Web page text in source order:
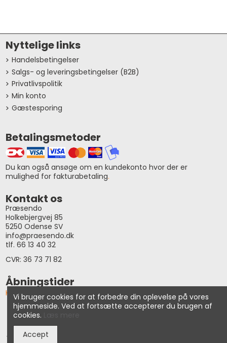
Nyttelige links
Handelsbetingelser
Salgs- og leveringsbetingelser (B2B)
Privatlivspolitik
Min konto
Gæstesporing
Betalingsmetoder
Du kan også ansøge om en kundekonto hvor der er
mulighed for fakturabetaling.
Kontakt os
Præsendo
Holkebjergvej 85
5250 Odense SV
info@praesendo.dk
tlf. 66 13 40 32
CVR: 36 73 71 82
Åbningstider
Klik her og se vores åbningstider
Vi tager forbehold for prisændringer, tastefejl samt udsolgte
Vi bruger cookies for at forbedre din oplevelse på vores
hjemmeside. Ved at fortsætte accepterer du brugen af
cookies.
Accept